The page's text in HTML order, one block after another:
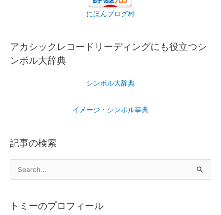
にほんブログ村
アカシックレコードリーディングにも役立つシ
ンボル大辞典
シンボル大辞典
イメージ・シンボル事典
記事の検索
トミーのプロフィール